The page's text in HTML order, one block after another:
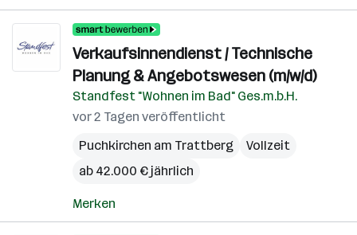
Verkaufsinnendienst / Technische
Planung & Angebotswesen (m/w/d)
Standfest "Wohnen im Bad" Ges.m.b.H.
vor 2 Tagen veröffentlicht
Puchkirchen am Trattberg
Vollzeit
ab 42.000 € jährlich
Merken